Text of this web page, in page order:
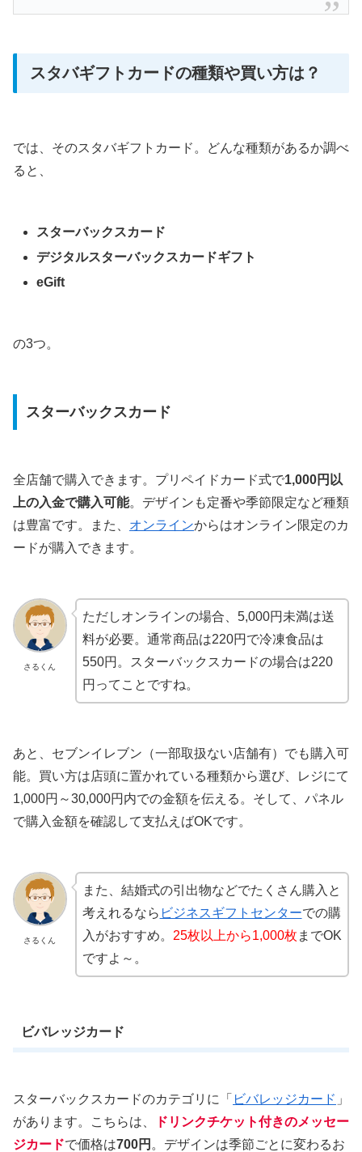
スタバギフトカードの種類や買い方は？
では、そのスタバギフトカード。どんな種類があるか調べ
ると、
スターバックスカード
デジタルスターバックスカードギフト
eGift
の3つ。
スターバックスカード
全店舗で購入できます。プリペイドカード式で1,000円以
上の入金で購入可能。デザインも定番や季節限定など種類
は豊富です。また、 オンラインからはオンライン限定のカ
ードが購入できます。
さるくん
ただしオンラインの場合、5,000円未満は送
料が必要。通常商品は220円で冷凍食品は
550円。スターバックスカードの場合は220
円ってことですね。
あと、セブンイレブン（一部取扱ない店舗有）でも購入可
能。買い方は店頭に置かれている種類から選び、レジにて
1,000円～30,000円内での金額を伝える。そして、パネル
で購入金額を確認して支払えばOKです。
さるくん
また、結婚式の引出物などでたくさん購入と
考えれるなら ビジネスギフトセンターでの購
入がおすすめ。 25枚以上から1,000枚 までOK
ですよ～。
ビバレッジカード
スターバックスカードのカテゴリに「 ビバレッジカード 」
があります。こちらは、
ドリンクチケット付きのメッセー
ジカードで価格は700円 。デザインは季節ごとに変わるお